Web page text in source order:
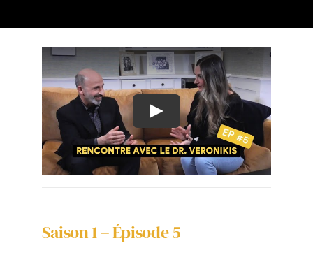
L’Expérience Ameshée
Contacter
Language
Saison 1 – Épisode 5